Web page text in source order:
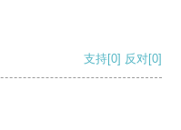
支持[0] 反对[0]